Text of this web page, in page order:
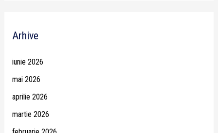
Arhive
iunie 2026
mai 2026
aprilie 2026
martie 2026